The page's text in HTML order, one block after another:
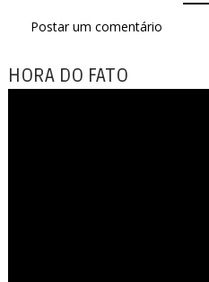
Postar um comentário
HORA DO FATO